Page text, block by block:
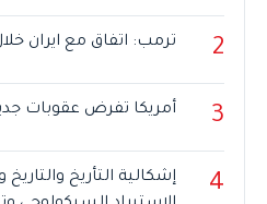
2 ترمب: اتفاق مع ايران خلال 48
3 أمريكا تفرض عقوبات
4
إشكالية التأريخ